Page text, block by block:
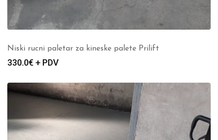
Niski rucni paletar za kineske palete Prilift
330.0€ + PDV